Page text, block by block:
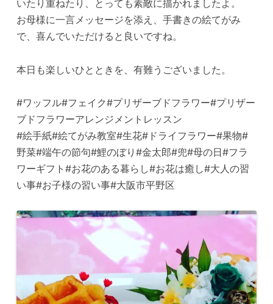
いたり重ねたり、とっても素敵に描かれましたよ。
お母様に一言メッセージを添え、手書きの絵てがみ
で、喜んでいただけると良いですね。
本日も楽しいひとときを、有難うございました。
#ワッフル#フェイク#プリザーブドフラワー#プリザー
ブドフラワーアレンジメントレッスン
#絵手紙#絵てがみ教室#生花#ドライフラワー#果物#
野菜#端午の節句#鯉のぼり#金太郎#兜#母の日#フラ
ワーギフト#お花のある暮らし#お花は癒し#大人の習
い事#お子様の習い事#大阪市平野区